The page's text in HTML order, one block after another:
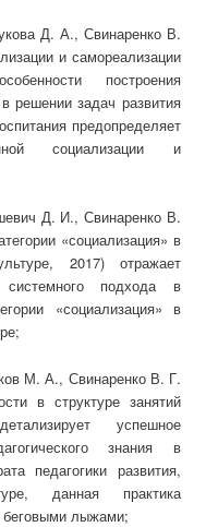
Д. А., Свинаренко В.
и самореализации
построения
решении задач развития
предопределяет
социализации и
Д. И., Свинаренко В.
«социализация» в
2017) отражает
системного подхода в
«социализация» в
М. А., Свинаренко В. Г.
в структуре занятий
успешное
знания в
педагогики развития,
данная практика
беговыми лыжами;